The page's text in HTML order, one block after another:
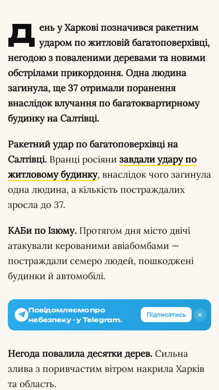
Д ень у Харкові позначився ракетним
ударом по житловій багатоповерхівці,
негодою з поваленими деревами та новими
обстрілами прикордоння. Одна людина
загинула, ще 37 отримали поранення
внаслідок влучання по багатоквартирному
будинку на Салтівці.
Ракетний удар по багатоповерхівці на
Салтівці. Вранці росіяни завдали удару по
житловому будинку, внаслідок чого загинула
одна людина, а кількість постраждалих
зросла до 37.
КАБи по Ізюму. Протягом дня місто двічі
атакували керованими авіабомбами —
постраждали семеро людей, пошкоджені
будинки й автомобілі.
✕
Повідомляємо про
небезпеку - у Telegram.
Підписатись
Негода повалила десятки дерев. Сильна
злива з поривчастим вітром накрила Харків
та область.